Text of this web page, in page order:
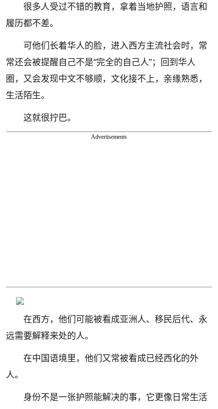
很多人受过不错的教育，拿着当地护照，语言和
履历都不差。
可他们长着华人的脸，进入西方主流社会时，常
常还会被提醒自己不是“完全的自己人”；回到华人
圈，又会发现中文不够顺，文化接不上，亲缘熟悉，
生活陌生。
这就很拧巴。
Advertisements
在西方，他们可能被看成亚洲人、移民后代、永
远需要解释来处的人。
在中国语境里，他们又常被看成已经西化的外
人。
身份不是一张护照能解决的事，它更像日常生活